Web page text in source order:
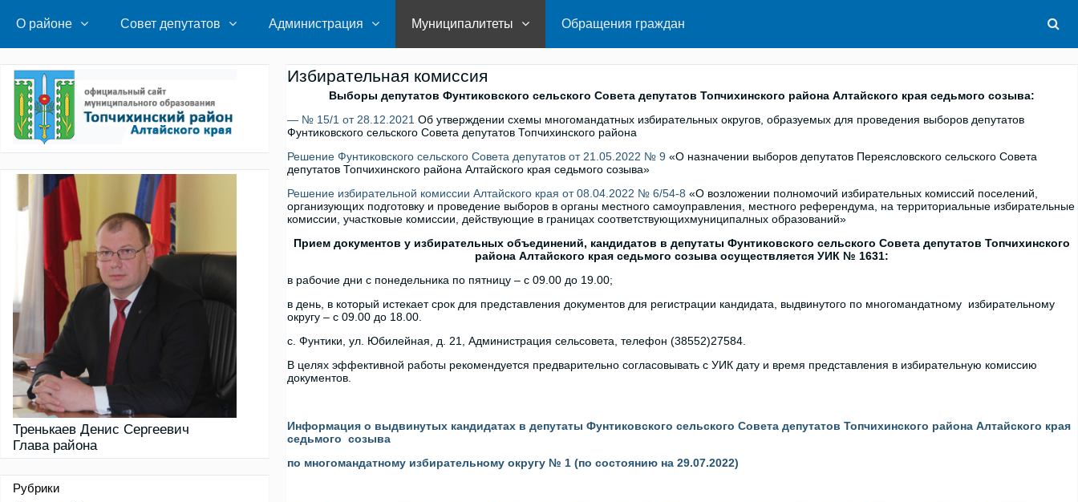
содержимому
О районе Совет депутатов Администрация Муниципалитеты Обращения граждан
Избирательная комиссия
Выборы депутатов Фунтиковского сельского Совета депутатов Топчихинского района Алтайского края седьмого созыва:
— № 15/1 от 28.12.2021 Об утверждении схемы многомандатных избирательных округов, образуемых для проведения выборов депутатов
Фунтиковского сельского Совета депутатов Топчихинского района
Решение Фунтиковского сельского Совета депутатов от 21.05.2022 № 9 «О назначении выборов депутатов Переясловского сельского Совета
депутатов Топчихинского района Алтайского края седьмого созыва»
Решение избирательной комиссии Алтайского края от 08.04.2022 № 6/54-8 «О возложении полномочий избирательных комиссий поселений,
организующих подготовку и проведение выборов в органы местного самоуправления, местного референдума, на территориальные избирательные
комиссии, участковые комиссии, действующие в границах соответствующихмуниципалных образований»
Прием документов у избирательных объединений, кандидатов в депутаты Фунтиковского сельского Совета депутатов Топчихинского
района Алтайского края седьмого созыва осуществляется УИК № 1631:
в рабочие дни с понедельника по пятницу – с 09.00 до 19.00;
в день, в который истекает срок для представления документов для регистрации кандидата, выдвинутого по многомандатному избирательному
округу – с 09.00 до 18.00.
с. Фунтики, ул. Юбилейная, д. 21, Администрация сельсовета, телефон (38552)27584.
В целях эффективной работы рекомендуется предварительно согласовывать с УИК дату и время представления в избирательную комиссию
документов.
Информация о выдвинутых кандидатах в депутаты Фунтиковского сельского Совета депутатов Топчихинского района Алтайского края
седьмого созыва
по многомандатному избирательному округу № 1 (по состоянию на 29.07.2022)
Тренькаев Денис Сергеевич
Глава района
Рубрики